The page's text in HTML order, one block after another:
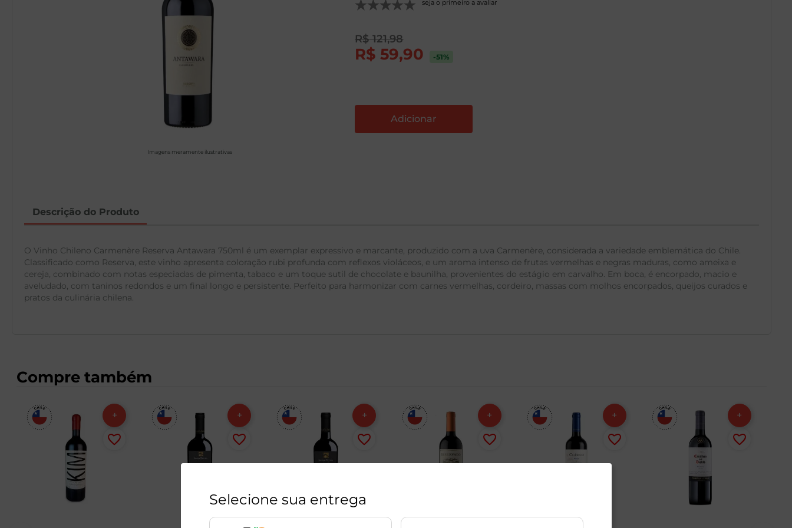
Imagens meramente ilustrativas
seja o primeiro a avaliar
R$ 121,98
R$ 59,90 -51%
Descrição do Produto
O Vinho Chileno Carmenère Reserva Antawara 750ml é um exemplar expressivo e marcante, produzido com a uva Carmenère, considerada a variedade emblemática do Chile.
Classificado como Reserva, este vinho apresenta coloração rubi profunda com reflexos violáceos, e um aroma intenso de frutas vermelhas e negras maduras, como ameixa e
cereja, combinado com notas especiadas de pimenta, tabaco e um toque sutil de chocolate e baunilha, provenientes do estágio em carvalho. Em boca, é encorpado, macio e
aveludado, com taninos redondos e um final longo e persistente. Perfeito para harmonizar com carnes vermelhas, cordeiro, massas com molhos encorpados, queijos curados e
pratos da culinária chilena.
Compre também
Selecione sua entrega